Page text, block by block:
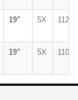
19" 5X 112
19" 5X 110